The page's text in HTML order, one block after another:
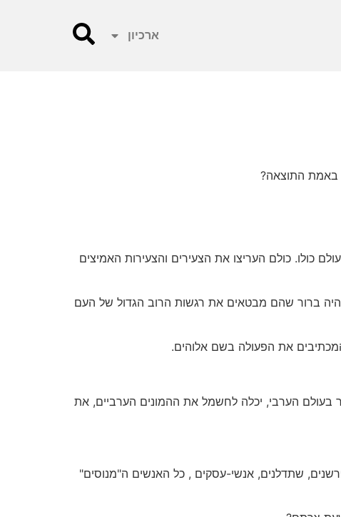
ארכיון
באמת התוצאה?
כולו. כולם העריצו את הצעירים והצעירות האמיצים
היה ברור שהם מבטאים את רגשות הרוב הגדול של העם
המכתיבים את הפעולה בשם אלוהים.
בעולם הערבי, יכלה לחשמל את ההמונים הערביים, את
שתדלנים, אנשי-עסקים , כל האנשים ה"מנוסים"